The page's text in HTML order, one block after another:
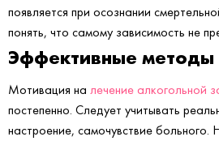
появляется при осознании
понять, что самому зависимость не
Эффективные методы
Мотивация на лечение алкогольной
постепенно. Следует учитывать
настроение, самочувствие больного.